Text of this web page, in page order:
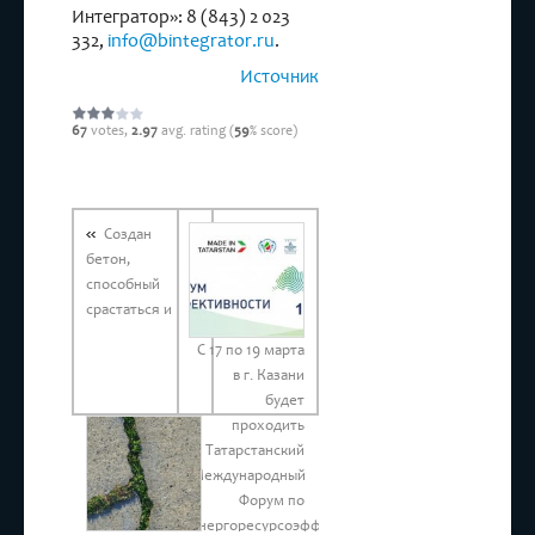
Интегратор»: 8 (843) 2 023
332, info@bintegrator.ru.
Источник
67 votes, 2.97 avg. rating (59% score)
С 17 по 19 марта
в г. Казани
будет
проходить
Татарстанский
Международный
Форум по
энергоресурсоэффективности
Создан
бетон,
способный
срастаться и